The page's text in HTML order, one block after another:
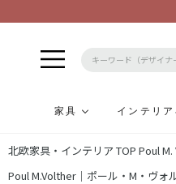
ン
テ
家具 インテリア
北欧家具・インテリア TOP Poul
Poul M.Volther｜ポール・M・ヴォ